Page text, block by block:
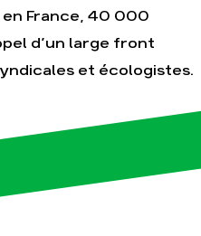
Nos
Surproduction
France, 40 000
d’un large front
et écologistes.